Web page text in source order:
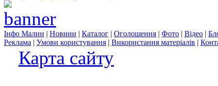
Інфо Малин | Новини | Каталог | Оголошення | Фото | Відео |
Реклама | Умови користування | Використання матеріалів |
Карта сайту